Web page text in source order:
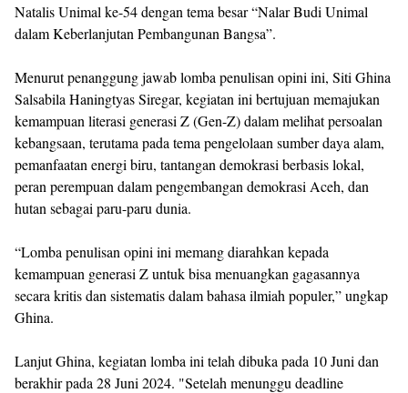
Natalis Unimal ke-54 dengan tema besar “Nalar Budi Unimal
dalam Keberlanjutan Pembangunan Bangsa”.
Menurut penanggung jawab lomba penulisan opini ini, Siti Ghina
Salsabila Haningtyas Siregar, kegiatan ini bertujuan memajukan
kemampuan literasi generasi Z (Gen-Z) dalam melihat persoalan
kebangsaan, terutama pada tema pengelolaan sumber daya alam,
pemanfaatan energi biru, tantangan demokrasi berbasis lokal,
peran perempuan dalam pengembangan demokrasi Aceh, dan
hutan sebagai paru-paru dunia.
“Lomba penulisan opini ini memang diarahkan kepada
kemampuan generasi Z untuk bisa menuangkan gagasannya
secara kritis dan sistematis dalam bahasa ilmiah populer,” ungkap
Ghina.
Lanjut Ghina, kegiatan lomba ini telah dibuka pada 10 Juni dan
berakhir pada 28 Juni 2024. "Setelah menunggu deadline